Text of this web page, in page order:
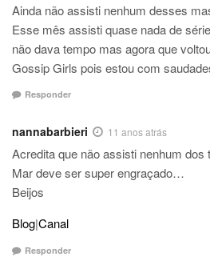
Ainda não assisti nenhum desses
Esse mês assisti quase nada de
não dava tempo mas agora que
Gossip Girls pois estou com
Responder
nannabarbieri 11 anos atrás
Acredita que não assisti nenhum
Mar deve ser super engraçado…
Beijos
Blog|Canal
Responder